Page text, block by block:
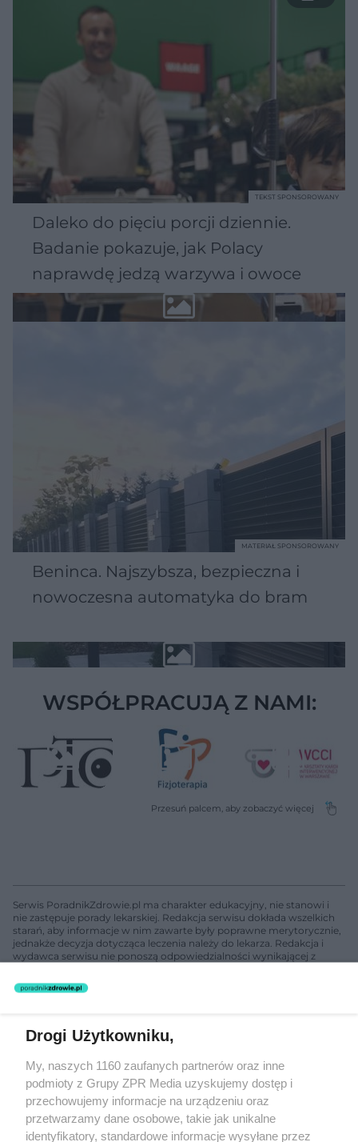
Daleko do pięciu porcji dziennie.
Badanie pokazuje, jak Polacy
naprawdę jedzą warzywa i owoce
TEKST SPONSOROWANY
Beninca. Najszybsza, bezpieczna i
nowoczesna automatyka do bram
MATERIAŁ SPONSOROWANY
WSPÓŁPRACUJĄ Z NAMI:
Serwis PoradnikZdrowie.pl ma charakter edukacyjny, nie stanowi i
nie zastępuje porady lekarskiej. Redakcja serwisu dokłada wszelkich
starań, aby informacje w nim zawarte były poprawne merytorycznie,
jednakże decyzja dotycząca leczenia należy do lekarza. Redakcja i
wydawca serwisu nie ponoszą odpowiedzialności wynikającej z
nie prowadzi działalności leczniczej polegającej na udzielaniu
świadczeń zdrowotnych w rozumieniu art. 3 ust 1 ustawy o
Żaden utwór zamieszczony w serwisie nie może być powielany i
rozpowszechniany lub dalej rozpowszechniany w jakikolwiek sposób
(w tym także elektroniczny lub mechaniczny) na jakimkolwiek polu
eksploatacji w jakiejkolwiek formie, włącznie z umieszczaniem w
Internecie bez pisemnej zgody właściciela praw. Jakiekolwiek użycie
lub wykorzystanie utworów w całości lub w części z naruszeniem
prawa, tzn. bez właściwej zgody, jest zabronione pod groźbą kary i
Drogi Użytkowniku,
My, naszych 1160 zaufanych partnerów oraz inne
podmioty z Grupy ZPR Media uzyskujemy dostęp i
przechowujemy informacje na urządzeniu oraz
przetwarzamy dane osobowe, takie jak unikalne
identyfikatory, standardowe informacje wysyłane przez